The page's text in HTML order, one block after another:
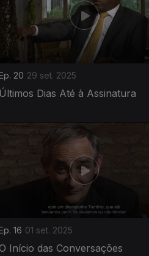
20 29 set. 2025
Últimos Dias Até à Assinatura
16 01 set. 2025
Início das Conversações